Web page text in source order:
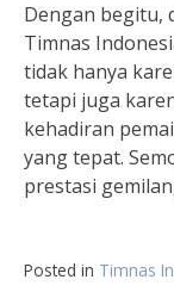
Dengan begitu,
Timnas
tidak hanya
tetapi juga
kehadiran
yang tepat.
prestasi
Posted in Timnas